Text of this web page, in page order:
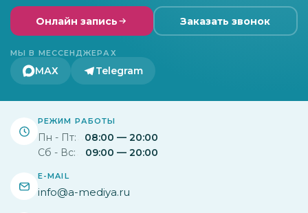
Онлайн запись Заказать звонок
МЫ В МЕССЕНДЖЕРАХ
МАХ Telegram
РЕЖИМ РАБОТЫ
Пн - Пт:
08:00 — 20:00
Сб - Вс:
09:00 — 20:00
E-MAIL
info@a-mediya.ru